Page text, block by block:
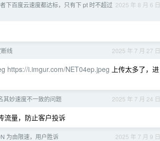
2025 年 8 月 6 日
下百度云速度都达标，只有下 pt 时不超过
2025 年 7 月 27 日
线
https://i.imgur.com/NET04ep.jpeg 上传太多了，进
2025 年 7 月 24 日
其妙速度不一致的问题
流量，防止客户投诉
2025 年 7 月 9 日
为由限速，用户胜诉